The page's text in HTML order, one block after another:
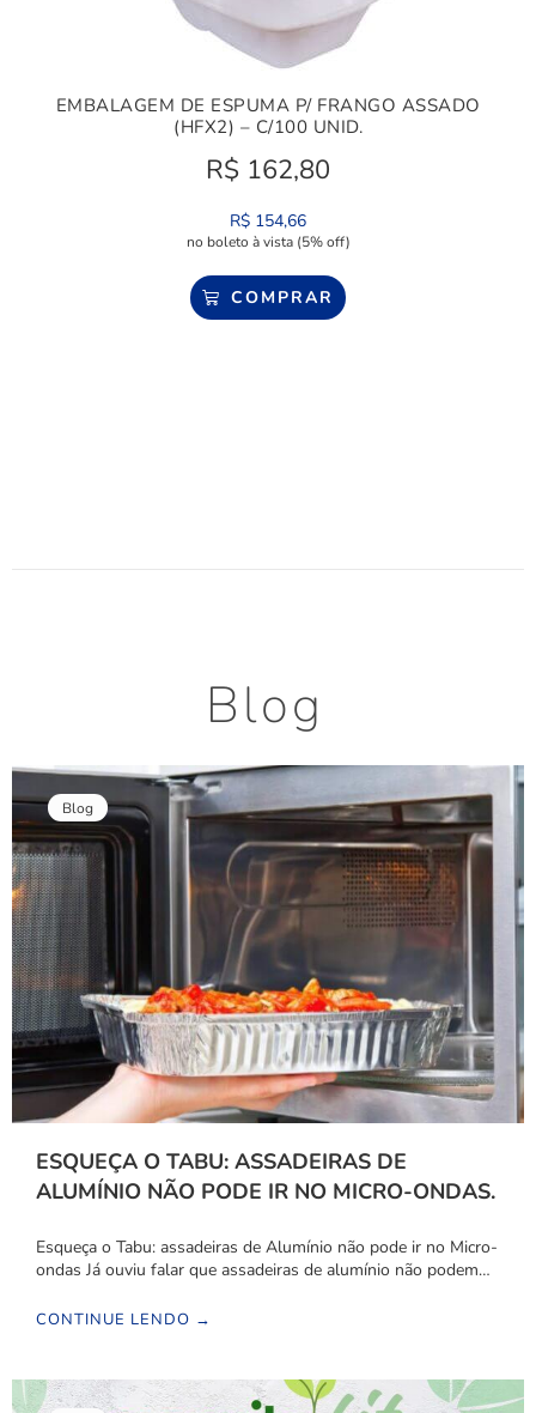
EMBALAGEM DE ESPUMA P/ FRANGO ASSADO
(HFX2) – C/100 UNID.
R$ 162,80
R$ 154,66
no boleto à vista (5% off)
COMPRAR
Blog
Blog
ESQUEÇA O TABU: ASSADEIRAS DE
ALUMÍNIO NÃO PODE IR NO MICRO-ONDAS.
Esqueça o Tabu: assadeiras de Alumínio não pode ir no Micro-
ondas Já ouviu falar que assadeiras de alumínio não podem…
CONTINUE LENDO →